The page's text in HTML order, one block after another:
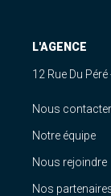
L'AGENCE
12 Rue Du
Nous contacter
Notre équipe
Nous rejoindre
Nos